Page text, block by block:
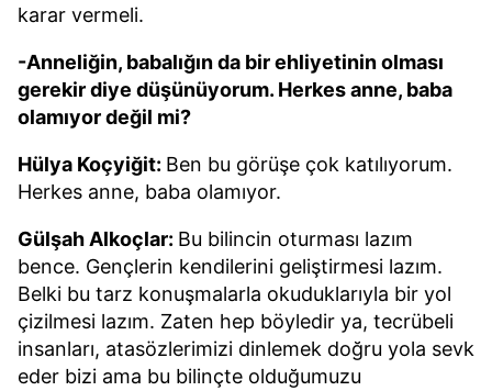
karar vermeli.
-Anneliğin, babalığın da bir ehliyetinin olması
gerekir diye düşünüyorum. Herkes anne, baba
olamıyor değil mi?
Hülya Koçyiğit: Ben bu görüşe çok katılıyorum.
Herkes anne, baba olamıyor.
Gülşah Alkoçlar: Bu bilincin oturması lazım
bence. Gençlerin kendilerini geliştirmesi lazım.
Belki bu tarz konuşmalarla okuduklarıyla bir yol
çizilmesi lazım. Zaten hep böyledir ya, tecrübeli
insanları, atasözlerimizi dinlemek doğru yola sevk
eder bizi ama bu bilinçte olduğumuzu